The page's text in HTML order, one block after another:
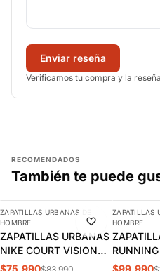
Enviar reseña
Verificamos tu compra y la
RECOMENDADOS
También te puede
-10%
AGREGAR
ZAPATILLAS URBANAS DE
HOMBRE
ZAPATILLAS URBANAS
NIKE COURT VISION
LOW HOMBRE |
$75.990
-11%
ZAPATILLAS
HOMBRE
$99.990